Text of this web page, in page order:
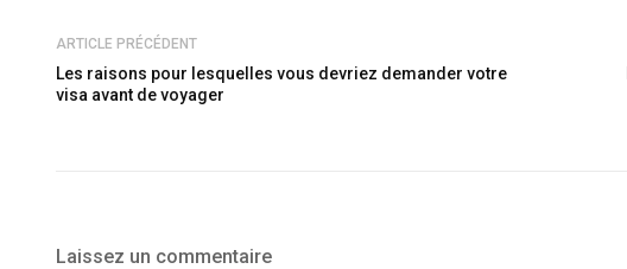
ARTICLE PRÉCÉDENT
Les raisons pour lesquelles vous devriez demander votre
visa avant de voyager
Laissez un commentaire